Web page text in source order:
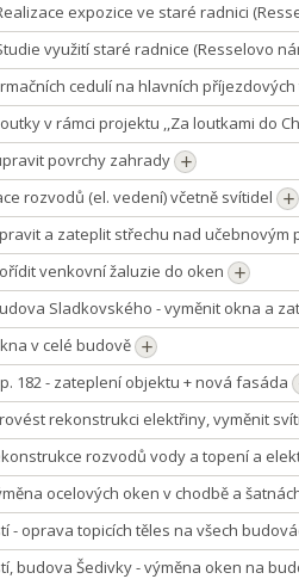
expozice ve staré radnici
využití staré radnice (Resselovo
cedulí na hlavních
v rámci projektu ,,Za loutkami do
povrchy zahrady
rozvodů (el. vedení) včetně svítidel
a zateplit střechu nad učebnovým
venkovní žaluzie do oken
Sladkovského - vyměnit okna a
v celé budově
182 - zateplení objektu + nová fasáda
rekonstrukci elektřiny, vyměnit
rozvodů vody a topení a
ocelových oken v chodbě a
- oprava topicích těles na všech
budova Šedivky - výměna oken na